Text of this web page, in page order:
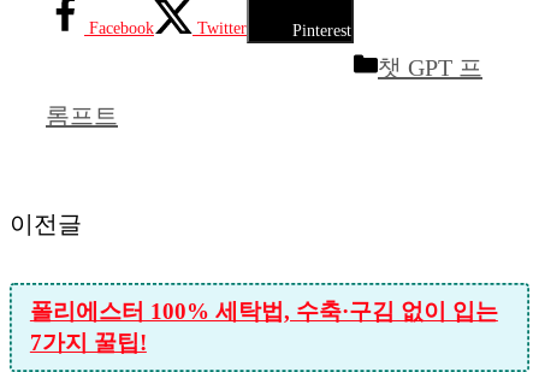
Facebook Twitter Pinterest
카
챗 GPT 프
롬프트
이전글
폴리에스터 100% 세탁법, 수축·구김 없이 입는
7가지 꿀팁!